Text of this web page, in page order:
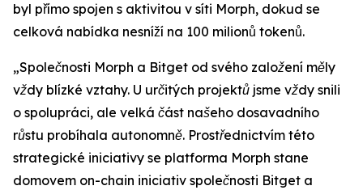
byl přímo spojen s aktivitou v síti Morph, dokud se
celková nabídka nesníží na 100 milionů tokenů.
„Společnosti Morph a Bitget od svého založení měly
vždy blízké vztahy. U určitých projektů jsme vždy snili
o spolupráci, ale velká část našeho dosavadního
růstu probíhala autonomně. Prostřednictvím této
strategické iniciativy se platforma Morph stane
domovem on-chain iniciativ společnosti Bitget a